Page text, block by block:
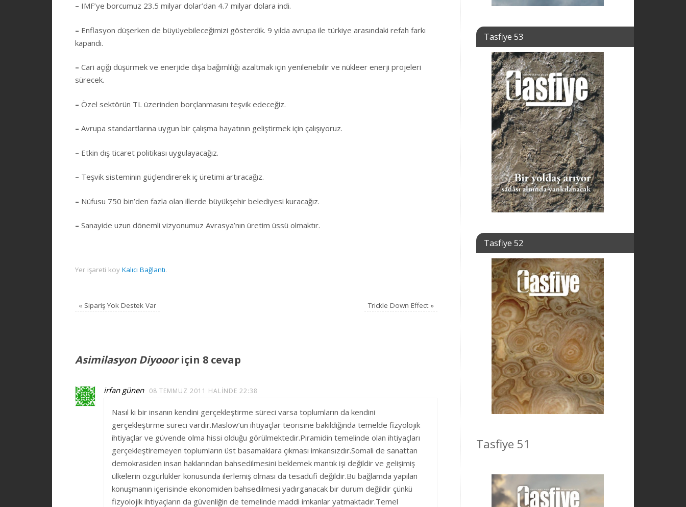
– IMF’ye borcumuz 23.5 milyar dolar’dan 4.7 milyar dolara indi.
– Enflasyon düşerken de büyüyebileceğimizi gösterdik. 9 yılda avrupa ile türkiye arasındaki refah farkı
kapandı.
– Cari açığı düşürmek ve enerjide dışa bağımlılığı azaltmak için yenilenebilir ve nükleer enerji projeleri
sürecek.
– Özel sektörün TL üzerinden borçlanmasını teşvik edeceğiz.
– Avrupa standartlarına uygun bir çalışma hayatının geliştirmek için çalışıyoruz.
– Etkin dış ticaret politikası uygulayacağız.
– Teşvik sisteminin güçlendirerek iç üretimi artıracağız.
– Nüfusu 750 bin’den fazla olan illerde büyükşehir belediyesi kuracağız.
– Sanayide uzun dönemli vizyonumuz Avrasya’nın üretim üssü olmaktır.
Yer işareti koy Kalıcı Bağlantı.
« Sipariş Yok Destek Var Trickle Down Effect »
Asimilasyon Diyoooriçin 8 cevap
irfan günen 08 TEMMUZ 2011 HALINDE 22:38
Nasıl ki bir insanın kendini gerçekleştirme süreci varsa toplumların da kendini
gerçekleştirme süreci vardır.Maslow’un ihtiyaçlar teorisine bakıldığında temelde fizyolojik
ihtiyaçlar ve güvende olma hissi olduğu görülmektedir.Piramidin temelinde olan ihtiyaçları
gerçekleştiremeyen toplumların üst basamaklara çıkması imkansızdır.Somali de sanattan
demokrasiden insan haklarından bahsedilmesini beklemek mantık işi değildir ve gelişimiş
ülkelerin özgürlükler konusunda ilerlemiş olması da tesadüfi değildir.Bu bağlamda yapılan
konuşmanın içerisinde ekonomiden bahsedilmesi yadırganacak bir durum değildir çünkü
fizyolojik ihtiyaçların da güvenliğin de temelinde maddi imkanlar yatmaktadır.Temel
Tasfiye 53
Tasfiye 52
Tasfiye 51